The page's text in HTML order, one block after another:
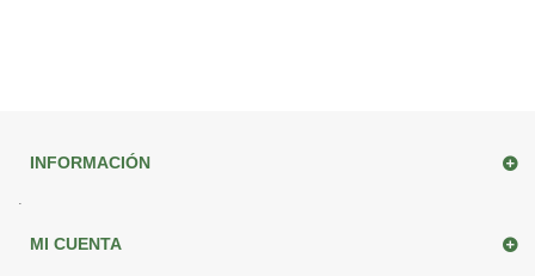
INFORMACIÓN
.
MI CUENTA